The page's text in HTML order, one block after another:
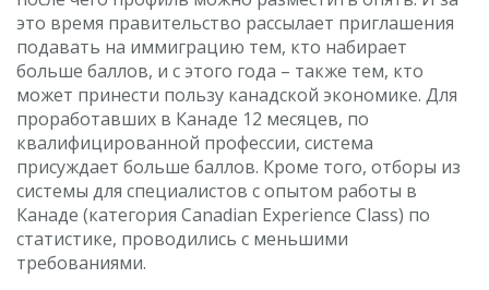
это время правительство рассылает приглашения
подавать на иммиграцию тем, кто набирает
больше баллов, и с этого года – также тем, кто
может принести пользу канадской экономике. Для
проработавших в Канаде 12 месяцев, по
квалифицированной профессии, система
присуждает больше баллов. Кроме того, отборы из
системы для специалистов с опытом работы в
Канаде (категория Canadian Experience Class) по
статистике, проводились с меньшими
требованиями.